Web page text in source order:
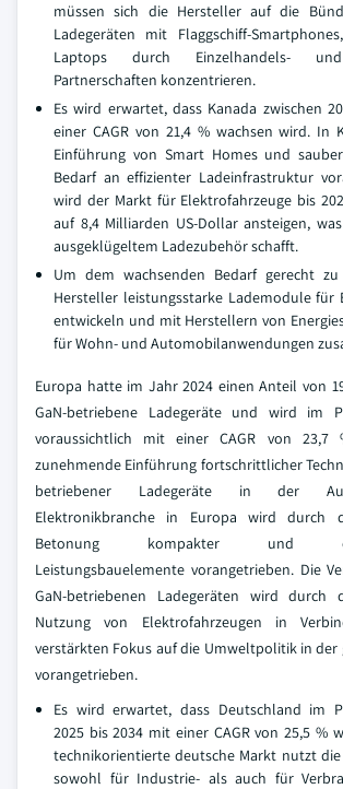
müssen sich die Hersteller auf die
Ladegeräten mit Flaggschiff-
Laptops durch Einzelhandels- und
Partnerschaften konzentrieren.
Es wird erwartet, dass Kanada zwischen
einer CAGR von 21,4 % wachsen wird. In
Einführung von Smart Homes und
Bedarf an effizienter Ladeinfrastruktur
wird der Markt für Elektrofahrzeuge bis
auf 8,4 Milliarden US-Dollar ansteigen,
ausgeklügeltem Ladezubehör schafft.
Um dem wachsenden Bedarf gerecht
Hersteller leistungsstarke Lademodule für
entwickeln und mit Herstellern von
für Wohn- und Automobilanwendungen
Europa hatte im Jahr 2024 einen Anteil von
GaN-betriebene Ladegeräte und wird im
voraussichtlich mit einer CAGR von 23,7
zunehmende Einführung fortschrittlicher
betriebener Ladegeräte in der
Elektronikbranche in Europa wird durch
Betonung kompakter und
Leistungsbauelemente vorangetrieben. Die
GaN-betriebenen Ladegeräten wird durch
Nutzung von Elektrofahrzeugen in
verstärkten Fokus auf die Umweltpolitik in der
vorangetrieben.
Es wird erwartet, dass Deutschland im
2025 bis 2034 mit einer CAGR von 25,5 %
technikorientierte deutsche Markt nutzt die
sowohl für Industrie- als auch für